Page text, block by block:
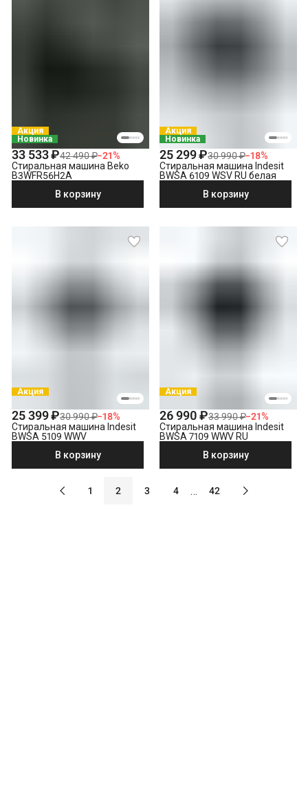
Акция
Новинка
33 533 ₽42 490 ₽−21%
Стиральная машина Beko
B3WFR56H2A
В корзину
Акция
Новинка
25 299 ₽30 990 ₽−18%
Стиральная машина Indesit
BWSA 6109 WSV RU белая
В корзину
Акция
25 399 ₽30 990 ₽−18%
Стиральная машина Indesit
BWSA 5109 WWV
В корзину
Акция
26 990 ₽33 990 ₽−21%
Стиральная машина Indesit
BWSA 7109 WWV RU
В корзину
1 2 3 4 … 42